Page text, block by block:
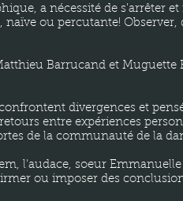
a nécessité de s'arrêter
ou percutante!
Barrucand et
divergences et
entre expériences
de la communauté de la
l'audace, soeur
ou imposer des